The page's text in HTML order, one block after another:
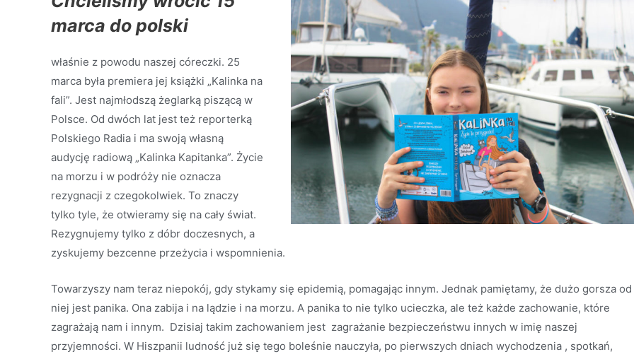
marca do polski
właśnie z powodu naszej córeczki. 25
marca była premiera jej książki „Kalinka na
fali”. Jest najmłodszą żeglarką piszącą w
Polsce. Od dwóch lat jest też reporterką
Polskiego Radia i ma swoją własną
audycję radiową „Kalinka Kapitanka”. Życie
na morzu i w podróży nie oznacza
rezygnacji z czegokolwiek. To znaczy
tylko tyle, że otwieramy się na cały świat.
Rezygnujemy tylko z dóbr doczesnych, a
zyskujemy bezcenne przeżycia i wspomnienia.
Towarzyszy nam teraz niepokój, gdy stykamy się epidemią, pomagając innym. Jednak pamiętamy, że dużo gorsza od
niej jest panika. Ona zabija i na lądzie i na morzu. A panika to nie tylko ucieczka, ale też każde zachowanie, które
zagrażają nam i innym. Dzisiaj takim zachowaniem jest zagrażanie bezpieczeństwu innych w imię naszej
przyjemności. W Hiszpanii ludność już się tego boleśnie nauczyła, po pierwszych dniach wychodzenia , spotkań,